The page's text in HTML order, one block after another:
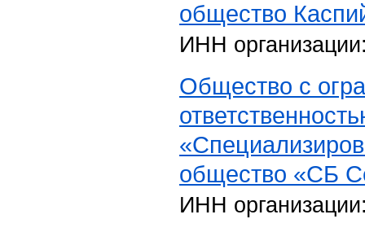
общество
ИНН
Общество с
общество «СБ
ИНН